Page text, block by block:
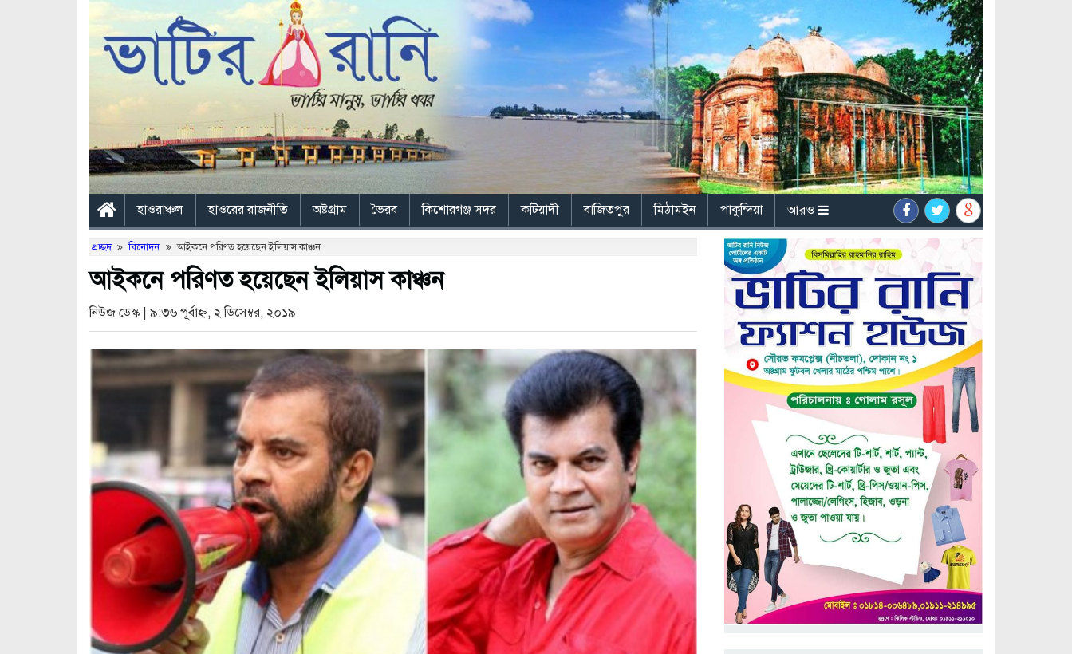
হাওরাঞ্চল হাওরের রাজনীতি অষ্টগ্রাম ভৈরব কিশোরগঞ্জ সদর কটিয়াদী বাজিতপুর মিঠামইন পাকুন্দিয়া আরও
প্রচ্ছদ  বিনোদন  আইকনে পরিণত হয়েছেন ইলিয়াস কাঞ্চন
আইকনে পরিণত হয়েছেন ইলিয়াস কাঞ্চন
নিউজ ডেস্ক | ৯:৩৬ পূর্বাহ্ন, ২ ডিসেম্বর, ২০১৯